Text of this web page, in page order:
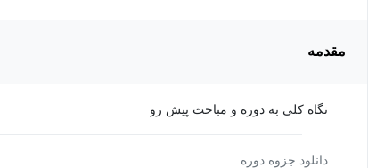
مقدمه
نگاه کلی به دوره و مباحث پیش رو
دانلود جزوه دوره